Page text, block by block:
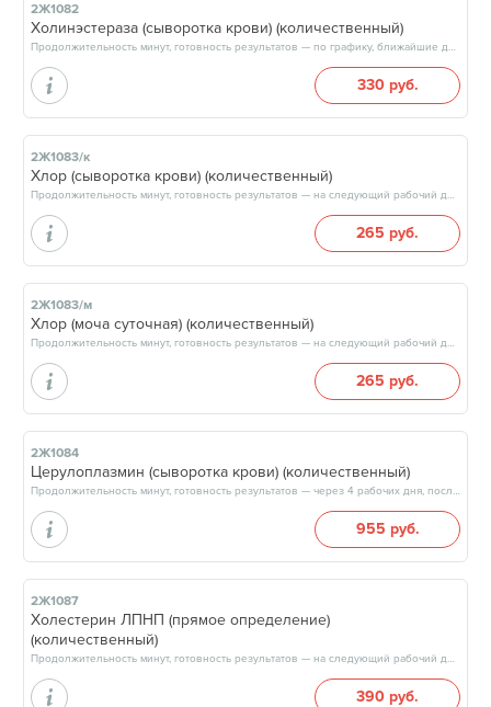
2Ж1082
Холинэстераза (сыворотка крови) (количественный)
Продолжительность минут, готовность результатов — по графику, ближайшие даты: 11.08.26, 14.08.26, 18.08.26, 21.08.26, результат на следующий рабочий день
330 руб.
2Ж1083/к
Хлор (сыворотка крови) (количественный)
Продолжительность минут, готовность результатов — на следующий рабочий день, после 15:00
265 руб.
2Ж1083/м
Хлор (моча суточная) (количественный)
Продолжительность минут, готовность результатов — на следующий рабочий день, после 15:00
265 руб.
2Ж1084
Церулоплазмин (сыворотка крови) (количественный)
Продолжительность минут, готовность результатов — через 4 рабочих дня, после 17:00
955 руб.
2Ж1087
Холестерин ЛПНП (прямое определение)
(количественный)
Продолжительность минут, готовность результатов — на следующий рабочий день, после 15:00
390 руб.